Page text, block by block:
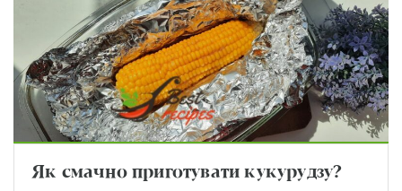
Як смачно приготувати кукурудзу?